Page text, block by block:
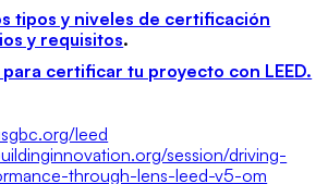
tipos y niveles de certificación
y requisitos.
certificar tu proyecto con LEED.
leed
session/driving-
through-lens-leed-v5-om